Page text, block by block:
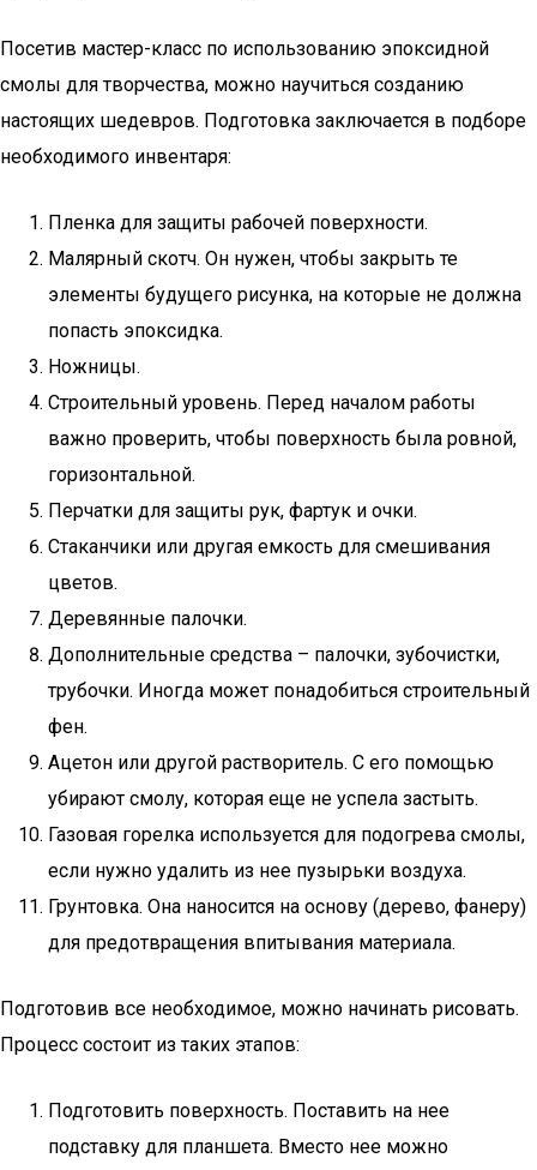
Посетив мастер-класс по использованию эпоксидной
смолы для творчества, можно научиться созданию
настоящих шедевров. Подготовка заключается в подборе
необходимого инвентаря:
Пленка для защиты рабочей поверхности.
Малярный скотч. Он нужен, чтобы закрыть те
элементы будущего рисунка, на которые не должна
попасть эпоксидка.
Ножницы.
Строительный уровень. Перед началом работы
важно проверить, чтобы поверхность была ровной,
горизонтальной.
Перчатки для защиты рук, фартук и очки.
Стаканчики или другая емкость для смешивания
цветов.
Деревянные палочки.
Дополнительные средства – палочки, зубочистки,
трубочки. Иногда может понадобиться строительный
фен.
Ацетон или другой растворитель. С его помощью
убирают смолу, которая еще не успела застыть.
Газовая горелка используется для подогрева смолы,
если нужно удалить из нее пузырьки воздуха.
Грунтовка. Она наносится на основу (дерево, фанеру)
для предотвращения впитывания материала.
Подготовив все необходимое, можно начинать рисовать.
Процесс состоит из таких этапов:
Подготовить поверхность. Поставить на нее
подставку для планшета. Вместо нее можно